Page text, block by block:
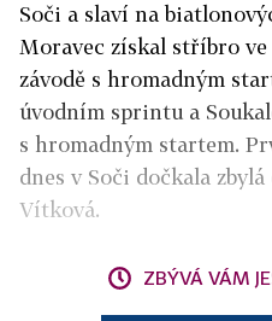
Soči a slaví na
Moravec získal stříbro
závodě s hromadným
úvodním sprintu a
s hromadným startem.
dnes v Soči dočkala
Vítková.
ZBÝVÁ VÁM